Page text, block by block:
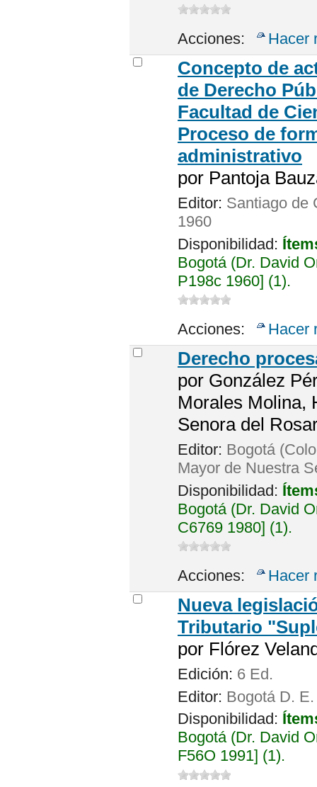
Acciones: Hacer
Concepto de
de Derecho
Facultad de
Proceso de
administrativo
por Pantoja
Editor: Santiago de
1960
Disponibilidad:
Bogotá (Dr. David
P198c 1960] (1).
Acciones: Hacer
Derecho
por González
Morales Molina,
Senora del
Editor: Bogotá
Mayor de Nuestra
Disponibilidad:
Bogotá (Dr. David
C6769 1980] (1).
Acciones: Hacer
Nueva
Tributario
por Flórez
Edición: 6 Ed.
Editor: Bogotá D.
Disponibilidad:
Bogotá (Dr. David
F56O 1991] (1).